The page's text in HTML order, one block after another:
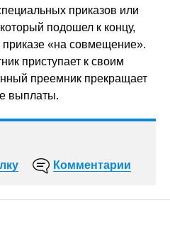
приказов или
подошел к концу,
«на совмещение».
приступает к своим
преемник прекращает
выплаты.
Комментарии